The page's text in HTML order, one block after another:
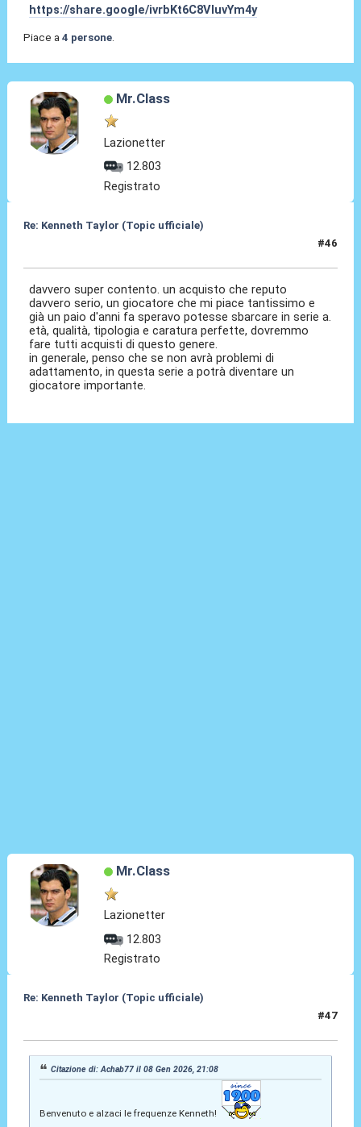
https://share.google/ivrbKt6C8VluvYm4y
Piace a 4 persone.
Mr.Class
Lazionetter
12.803
Registrato
Re: Kenneth Taylor (Topic ufficiale)
#46
davvero super contento. un acquisto che reputo
davvero serio, un giocatore che mi piace tantissimo e
già un paio d'anni fa speravo potesse sbarcare in serie a.
età, qualità, tipologia e caratura perfette, dovremmo
fare tutti acquisti di questo genere.
in generale, penso che se non avrà problemi di
adattamento, in questa serie a potrà diventare un
giocatore importante.
Mr.Class
Lazionetter
12.803
Registrato
Re: Kenneth Taylor (Topic ufficiale)
#47
Citazione di: Achab77 il 08 Gen 2026, 21:08
Benvenuto e alzaci le frequenze Kenneth!